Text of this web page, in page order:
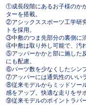
①成長段階にあるお子様のか
ターを搭載。
②アシックススポーツ工学研
トを採用。
③中敷のつま先部分の裏側に
④中敷は取り外し可能で、汚
⑤アッパーかかと部に施した
にも配慮。
⑥パーツ数を少なくしたシン
⑦アッパーには通気性のいい
⑧従来モデルからミッドソー
感をアップ。快適な走りをサ
⑨従来モデルのポイントラバ